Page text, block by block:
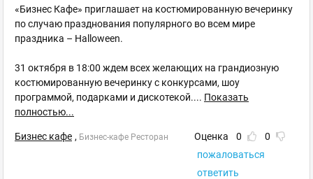
«Бизнес Кафе» приглашает на костюмированную вечеринку
по случаю празднования популярного во всем мире
праздника – Halloween.
31 октября в 18:00 ждем всех желающих на грандиозную
костюмированную вечеринку с конкурсами, шоу
программой, подарками и дискотекой.... Показать
полностью...
Бизнес кафе , Бизнес-кафе Ресторан Оценка 0
0
пожаловаться
ответить